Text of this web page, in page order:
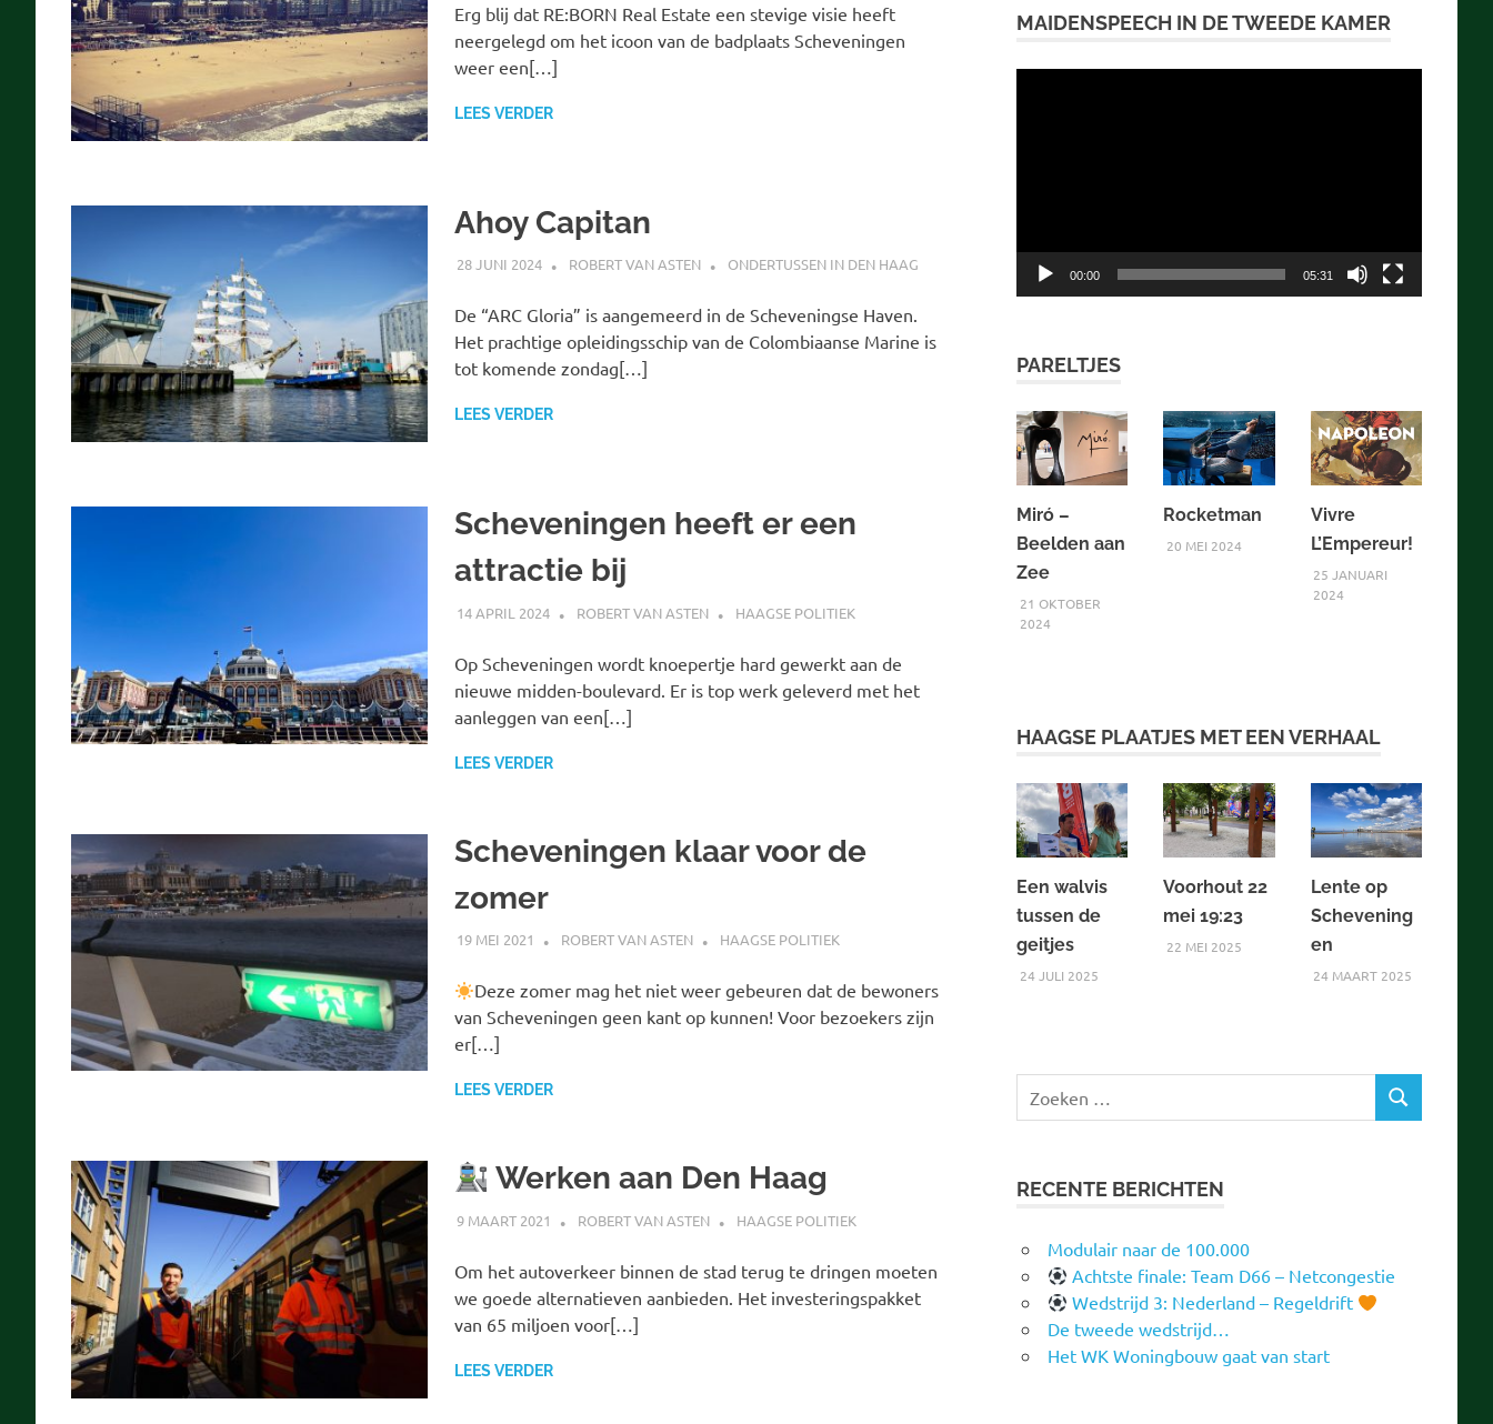
Erg blij dat RE:BORN Real Estate een stevige visie heeft
neergelegd om het icoon van de badplaats Scheveningen
weer een[…]
LEES VERDER
Ahoy Capitan
28 JUNI 2024 ROBERT VAN ASTEN ONDERTUSSEN IN DEN HAAG
De “ARC Gloria” is aangemeerd in de Scheveningse Haven.
Het prachtige opleidingsschip van de Colombiaanse Marine is
tot komende zondag[…]
LEES VERDER
Scheveningen heeft er een
attractie bij
14 APRIL 2024 ROBERT VAN ASTEN HAAGSE POLITIEK
Op Scheveningen wordt knoepertje hard gewerkt aan de
nieuwe midden-boulevard. Er is top werk geleverd met het
aanleggen van een[…]
LEES VERDER
Scheveningen klaar voor de
zomer
19 MEI 2021 ROBERT VAN ASTEN HAAGSE POLITIEK
Deze zomer mag het niet weer gebeuren dat de bewoners
van Scheveningen geen kant op kunnen! Voor bezoekers zijn
er[…]
LEES VERDER
Werken aan Den Haag
9 MAART 2021 ROBERT VAN ASTEN HAAGSE POLITIEK
Om het autoverkeer binnen de stad terug te dringen moeten
we goede alternatieven aanbieden. Het investeringspakket
van 65 miljoen voor[…]
LEES VERDER
MAIDENSPEECH IN DE TWEEDE KAMER
00:00 05:31
PARELTJES
Miró –
Beelden aan
Zee
21 OKTOBER
2024
Rocketman
20 MEI 2024
Vivre
L’Empereur!
25 JANUARI
2024
HAAGSE PLAATJES MET EEN VERHAAL
Een walvis
tussen de
geitjes
24 JULI 2025
Voorhout 22
mei 19:23
22 MEI 2025
Lente op
Schevening
en
24 MAART 2025
naar:
ZOEKEN
RECENTE BERICHTEN
Modulair naar de 100.000
Achtste finale: Team D66 – Netcongestie
Wedstrijd 3: Nederland – Regeldrift
De tweede wedstrijd…
Het WK Woningbouw gaat van start